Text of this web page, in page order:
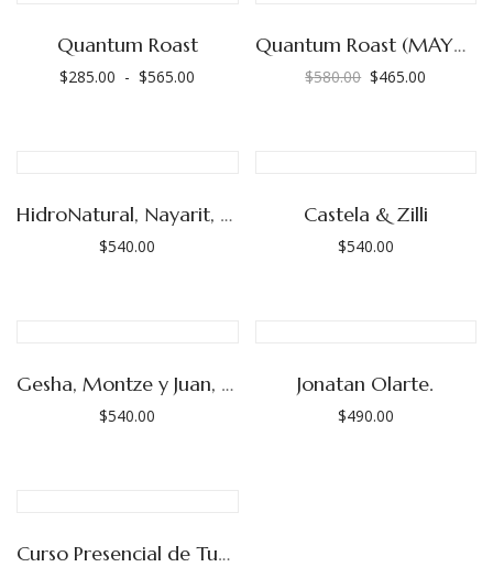
Quantum Roast
$285.00 - $565.00
$285.00
Quantum Roast (MAYOREO)
$580.00
$580.00.
$465.00
$465.00.
HidroNatural, Nayarit, Emilio Inda
$540.00
Castela & Zilli
$540.00
Gesha, Montze y Juan, Finca Púrpura (Las Adelitas)
$540.00
Jonatan Olarte.
$490.00
Curso Presencial de Tueste, Mayo 2026.